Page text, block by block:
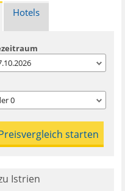
Hotels
0
Istrien